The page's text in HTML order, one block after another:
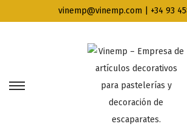
vinemp@vinemp.com | +34 93